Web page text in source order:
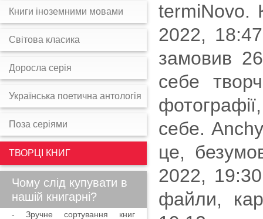
termiNovo.
2022,
замовив
себе
себе.
це,
2022,
файли,
Книги іноземними мовами
Світова класика
Доросла серія
Українська поетична антологія
Поза серіями
ТВОРЦІ КНИГ
Чому слід купувати в
нашій книгарні?
- Зручне сортування книг